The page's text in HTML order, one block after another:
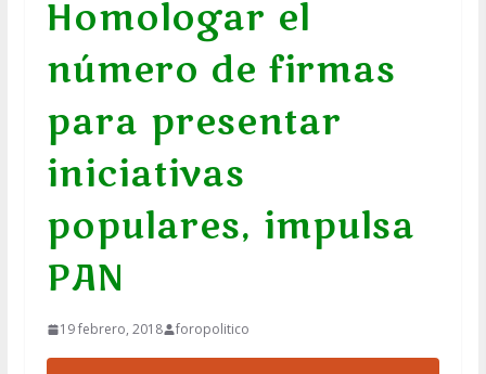
Homologar el
número de firmas
para presentar
iniciativas
populares, impulsa
PAN
19 febrero, 2018 foropolitico